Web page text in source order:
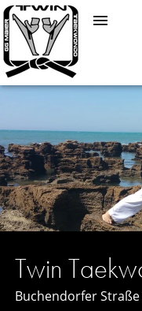
Twin
Buchendorfer